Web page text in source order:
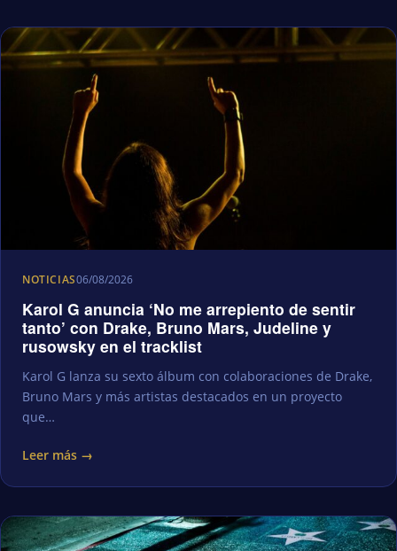
NOTICIAS06/08/2026
Karol G anuncia ‘No me arrepiento de sentir
tanto’ con Drake, Bruno Mars, Judeline y
rusowsky en el tracklist
Karol G lanza su sexto álbum con colaboraciones de Drake,
Bruno Mars y más artistas destacados en un proyecto
que…
Leer más →